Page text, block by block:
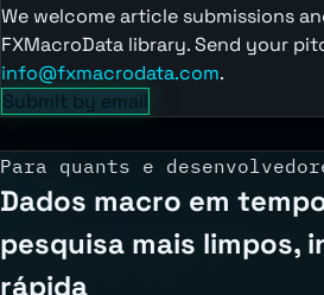
We welcome article submissions
FXMacroData library. Send your
info@fxmacrodata.com.
Submit by email
Para quants e
Dados macro em
pesquisa mais limpos,
rápida